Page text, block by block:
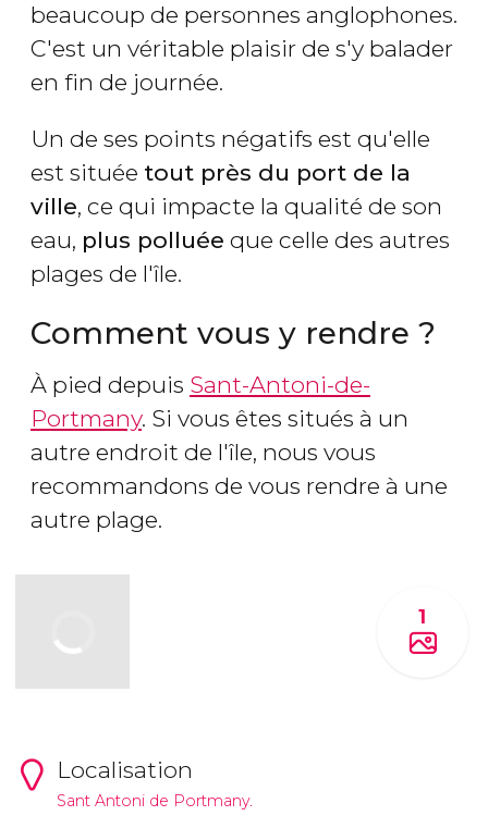
beaucoup de personnes anglophones.
C'est un véritable plaisir de s'y balader
en fin de journée.
Un de ses points négatifs est qu'elle
est située tout près du port de la
ville, ce qui impacte la qualité de son
eau, plus polluée que celle des autres
plages de l'île.
Comment vous y rendre ?
À pied depuis Sant-Antoni-de-
Portmany. Si vous êtes situés à un
autre endroit de l'île, nous vous
recommandons de vous rendre à une
autre plage.
1
Localisation
Sant Antoni de Portmany.